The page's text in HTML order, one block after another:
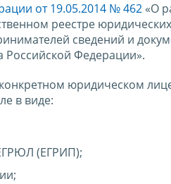
от 19.05.2014 № 462 «О
реестре
сведений и
Российской Федерации».
юридическом
в виде:
(ЕГРИП);